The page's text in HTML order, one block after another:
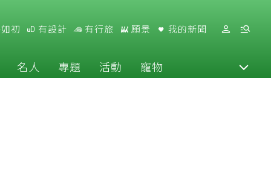
初 有設計 有行旅 願景 我的新聞
名人 專題 活動 寵物